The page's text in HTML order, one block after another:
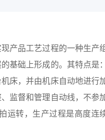
产品工艺过程的一种生产
基础上形成的。其特点是：
床，并由机床自动地进行
监督和管理自动线，不参
运转，生产过程是高度连